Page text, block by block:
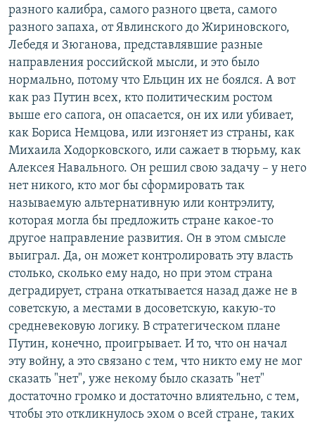
разного калибра, самого разного цвета, самого
разного запаха, от Явлинского до Жириновского,
Лебедя и Зюганова, представлявшие разные
направления российской мысли, и это было
нормально, потому что Ельцин их не боялся. А вот
как раз Путин всех, кто политическим ростом
выше его сапога, он опасается, он их или убивает,
как Бориса Немцова, или изгоняет из страны, как
Михаила Ходорковского, или сажает в тюрьму, как
Алексея Навального. Он решил свою задачу – у него
нет никого, кто мог бы сформировать так
называемую альтернативную или контрэлиту,
которая могла бы предложить стране какое-то
другое направление развития. Он в этом смысле
выиграл. Да, он может контролировать эту власть
столько, сколько ему надо, но при этом страна
деградирует, страна откатывается назад даже не в
советскую, а местами в досоветскую, какую-то
средневековую логику. В стратегическом плане
Путин, конечно, проигрывает. И то, что он начал
эту войну, а это связано с тем, что никто ему не мог
сказать "нет", уже некому было сказать "нет"
достаточно громко и достаточно влиятельно, с тем,
чтобы это откликнулось эхом о всей стране, таких